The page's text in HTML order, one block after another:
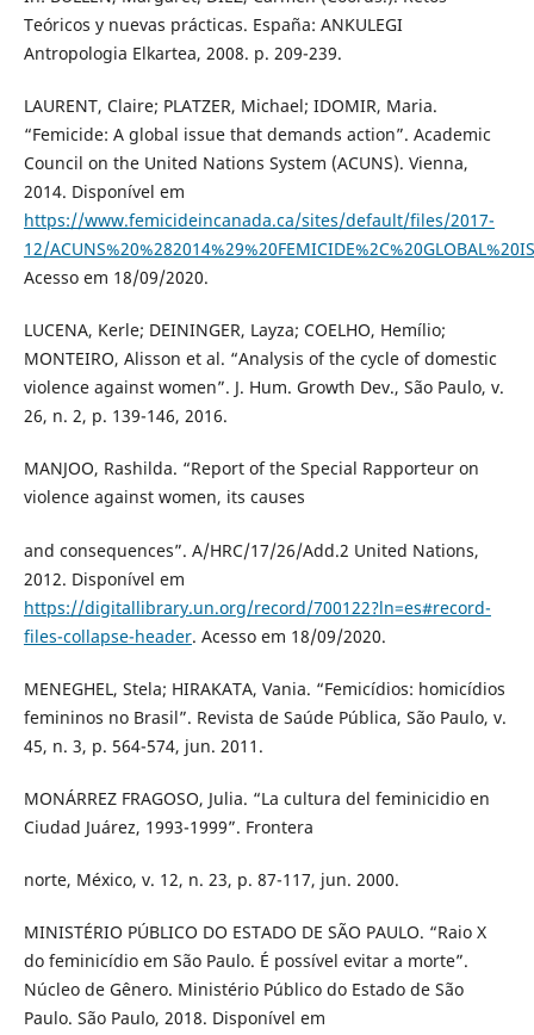
Teóricos y nuevas prácticas. España: ANKULEGI
Antropologia Elkartea, 2008. p. 209-239.
LAURENT, Claire; PLATZER, Michael; IDOMIR, Maria.
“Femicide: A global issue that demands action”. Academic
Council on the United Nations System (ACUNS). Vienna,
2014. Disponível em
https://www.femicideincanada.ca/sites/default/files/2017-
12/
Acesso em 18/09/2020.
LUCENA, Kerle; DEININGER, Layza; COELHO, Hemílio;
MONTEIRO, Alisson et al. “Analysis of the cycle of domestic
violence against women”. J. Hum. Growth Dev., São Paulo, v.
26, n. 2, p. 139-146, 2016.
MANJOO, Rashilda. “Report of the Special Rapporteur on
violence against women, its causes
and consequences”. A/HRC/17/26/Add.2 United Nations,
2012. Disponível em
https://digitallibrary.un.org/record/700122?ln=es#record-
files-collapse-header. Acesso em 18/09/2020.
MENEGHEL, Stela; HIRAKATA, Vania. “Femicídios: homicídios
femininos no Brasil”. Revista de Saúde Pública, São Paulo, v.
45, n. 3, p. 564-574, jun. 2011.
MONÁRREZ FRAGOSO, Julia. “La cultura del feminicidio en
Ciudad Juárez, 1993-1999”. Frontera
norte, México, v. 12, n. 23, p. 87-117, jun. 2000.
MINISTÉRIO PÚBLICO DO ESTADO DE SÃO PAULO. “Raio X
do feminicídio em São Paulo. É possível evitar a morte”.
Núcleo de Gênero. Ministério Público do Estado de São
Paulo. São Paulo, 2018. Disponível em